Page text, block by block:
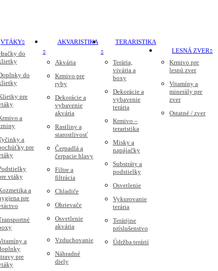
VTÁKY
do
do
pre
a
a
pre
vtáky
a
pre
a
pre
AKVARISTIKA
Akvária
Krmivo pre
ryby
Dekorácie a
vybavenie
akvária
Rastliny a
starostlivosť
Čerpadlá a
čerpacie hlavy
Filtre a
filtrácia
Chladiče
Ohrievače
Osvetlenie
akvária
Vzduchovanie
Náhradné
diely
TERARISTIKA
Terária,
vivária a
boxy
Dekorácie a
vybavenie
terária
Krmivo –
teraristika
Misky a
napájačky
Substráty a
podstielky
Osvetlenie
Vykurovanie
terária
Terárijne
príslušenstvo
Údržba terárií
LESNÁ ZVER
Krmivo pre
lesnú zver
Vitamíny a
minerály pre
zver
Ostatné / zver